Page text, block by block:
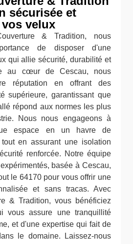
sécurisée et
velux
& Tradition, nous
de disposer d'une
qui allie sécurité, durabilité et
au cœur de Cescau, nous
réputation en offrant des
supérieure, garantissant que
répond aux normes les plus
Nous nous engageons à
espace en un havre de
tout en assurant une isolation
renforcée. Notre équipe
basée à Cescau,
le 64170 pour vous offrir une
et sans tracas. Avec
& Tradition, vous bénéficiez
vous assure une tranquillité
et d'une expertise qui fait de
le domaine. Laissez-nous